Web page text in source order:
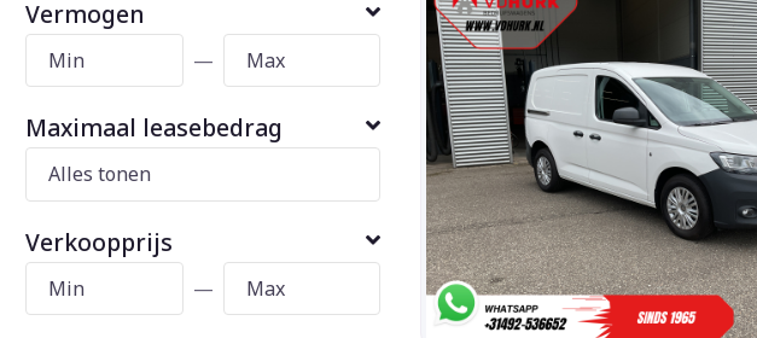
Vermogen
—
Maximaal leasebedrag
Verkoopprijs
—